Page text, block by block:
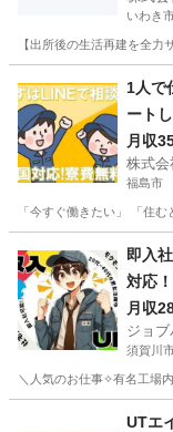
いわき
【出所後の生活再建を全
工
1人で
ート
月収
株式会
福島市
「今すぐ働きたい」 「住
物流
即入
対応
基づ
月収
ジョ
須賀川
＼人気のお仕事✧有名工場
工
UTエ